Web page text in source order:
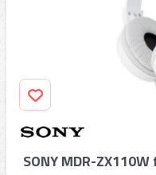
SONY MDR-